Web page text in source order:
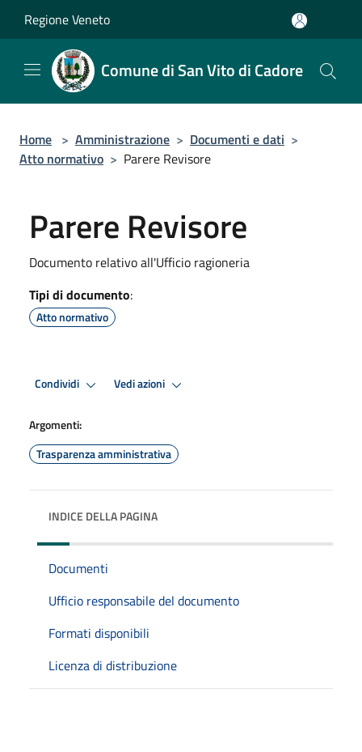
Regione Veneto
Comune di San Vito di Cadore
Home > Amministrazione > Documenti e dati >
Atto normativo > Parere Revisore
Parere Revisore
Documento relativo all'Ufficio ragioneria
Tipi di documento:
Atto normativo
Condividi Vedi azioni
Argomenti:
Trasparenza amministrativa
INDICE DELLA PAGINA
Documenti
Ufficio responsabile del documento
Formati disponibili
Licenza di distribuzione